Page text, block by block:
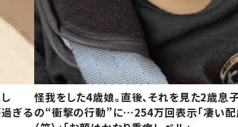
ぎる
怪我をした4歳娘。直後、それを見た2歳息
の“衝撃の行動”に…254万回表示「凄い配